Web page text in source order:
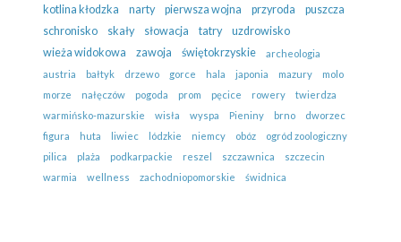
kotlina kłodzka
narty pierwsza wojna przyroda
puszcza
schronisko
skały słowacja tatry
uzdrowisko
wieża widokowa
zawoja świętokrzyskie
archeologia
austria
bałtyk drzewo gorce hala japonia mazury
molo
morze
nałęczów pogoda prom pęcice rowery
twierdza
warmińsko-mazurskie
wisła wyspa Pieniny brno
dworzec
figura
huta liwiec lódzkie niemcy obóz
ogród zoologiczny
pilica
plaża podkarpackie reszel szczawnica
szczecin
warmia
wellness zachodniopomorskie świdnica